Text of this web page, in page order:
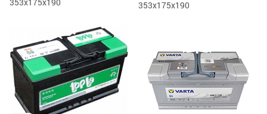
353x175x190